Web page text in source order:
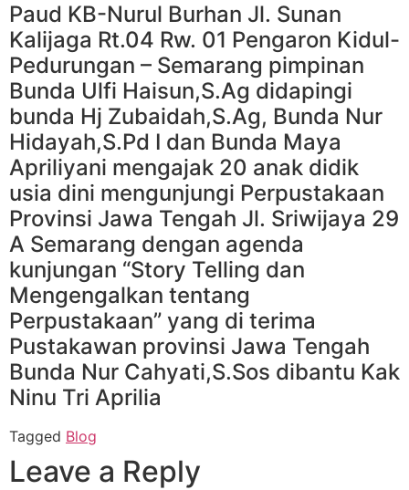
Paud KB-Nurul Burhan Jl. Sunan
Kalijaga Rt.04 Rw. 01 Pengaron Kidul-
Pedurungan – Semarang pimpinan
Bunda Ulfi Haisun,S.Ag didapingi
bunda Hj Zubaidah,S.Ag, Bunda Nur
Hidayah,S.Pd I dan Bunda Maya
Apriliyani mengajak 20 anak didik
usia dini mengunjungi Perpustakaan
Provinsi Jawa Tengah Jl. Sriwijaya 29
A Semarang dengan agenda
kunjungan “Story Telling dan
Mengengalkan tentang
Perpustakaan” yang di terima
Pustakawan provinsi Jawa Tengah
Bunda Nur Cahyati,S.Sos dibantu Kak
Ninu Tri Aprilia
Tagged Blog
Leave a Reply